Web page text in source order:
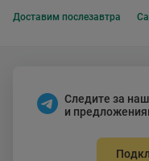
Доставим послезавтра
Следите за
и